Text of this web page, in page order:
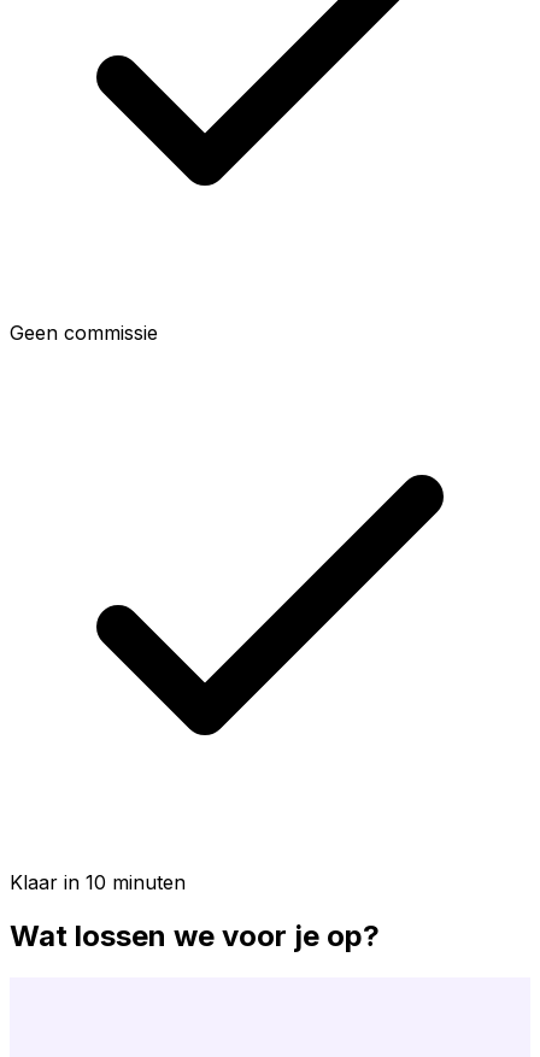
Geen commissie
Klaar in 10 minuten
Wat lossen we voor je op?